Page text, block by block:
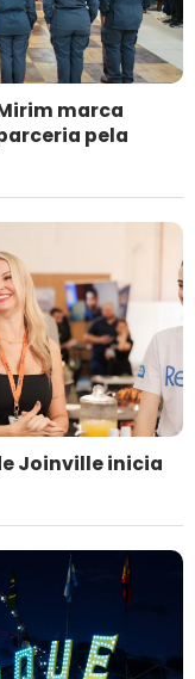
marca
pela
Joinville inicia